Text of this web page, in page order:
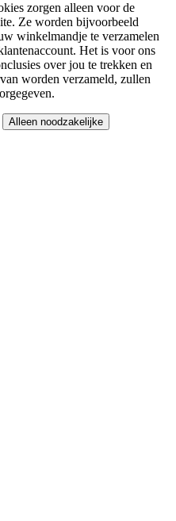
zorgen alleen voor de
Ze worden bijvoorbeeld
winkelmandje te verzamelen
Het is voor ons
over jou te trekken en
worden verzameld, zullen
Alleen noodzakelijke